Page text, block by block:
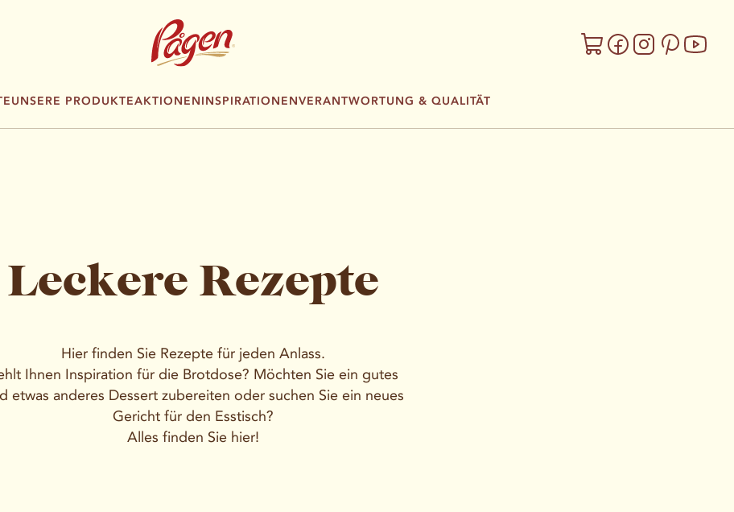
UNSERE PRODUKTEAKTIONENINSPIRATIONENVERANTWORTUNG & QUALITÄT
Leckere Rezepte
Hier finden Sie Rezepte für jeden Anlass.
Ihnen Inspiration für die Brotdose? Möchten Sie ein gutes
etwas anderes Dessert zubereiten oder suchen Sie ein neues
Gericht für den Esstisch?
Alles finden Sie hier!